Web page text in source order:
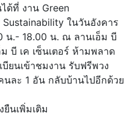
ด้ที่ งาน Green
ในวันอังคาร
น.- 18.00 น. ณ ลานเอ็ม บี
บี เค เซ็นเตอร์ ห้ามพลาด
ยนเข้าชมงาน รับฟรีพวง
ละ 1 อัน กลับบ้านไปอีกด้วย
นเพิ่มเติม